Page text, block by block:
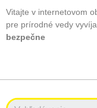
Vitajte v internetovom
pre prírodné vedy
bezpečne